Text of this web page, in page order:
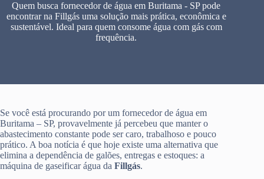
Quem busca fornecedor de água em Buritama - SP pode
encontrar na Fillgás uma solução mais prática, econômica e
sustentável. Ideal para quem consome água com gás com
frequência.
Se você está procurando por um fornecedor de água em
Buritama – SP, provavelmente já percebeu que manter o
abastecimento constante pode ser caro, trabalhoso e pouco
prático. A boa notícia é que hoje existe uma alternativa que
elimina a dependência de galões, entregas e estoques: a
máquina de gaseificar água da Fillgás.